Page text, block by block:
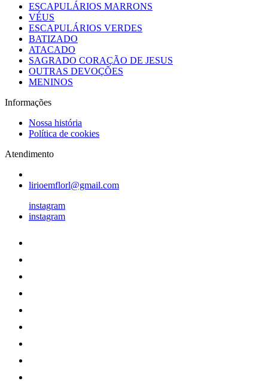
ESCAPULÁRIOS MARRONS
VÉUS
ESCAPULÁRIOS VERDES
BATIZADO
ATACADO
SAGRADO CORAÇÃO DE JESUS
OUTRAS DEVOÇÕES
MENINOS
Informações
Nossa história
Política de cookies
Atendimento
lirioemflorl@gmail.com
instagram
instagram